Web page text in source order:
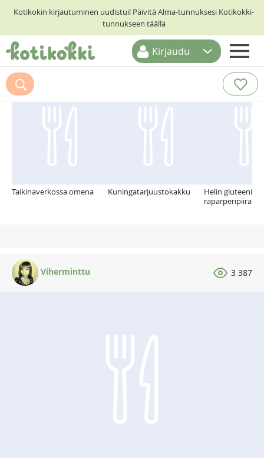
Kotikokin kirjautuminen uudistui! Päivitä Alma-tunnuksesi Kotikokki-
tunnukseen täällä
ETUSIVU
RESEPTIHAKU
Kirjaudu
Suosittelemme myös
Taikinaverkossa omena Kuningatarjuustokakku
Helin gluteeniton
raparperipiiras
Viherminttu 3 387